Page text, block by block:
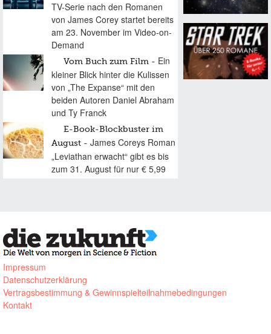
TV-Serie nach den Romanen
von James Corey startet bereits
am 23. November im Video-on-
Demand
Vom Buch zum Film
Ein
kleiner Blick hinter die Kulissen
von „The Expanse“ mit den
beiden Autoren Daniel Abraham
und Ty Franck
E-Book-Blockbuster im
August
James Coreys Roman
„Leviathan erwacht“ gibt es bis
zum 31. August für nur € 5,99
Impressum
Datenschutzerklärung
Vertragsbestimmung & Gewinnspielteilnahmebedingungen
Kontakt